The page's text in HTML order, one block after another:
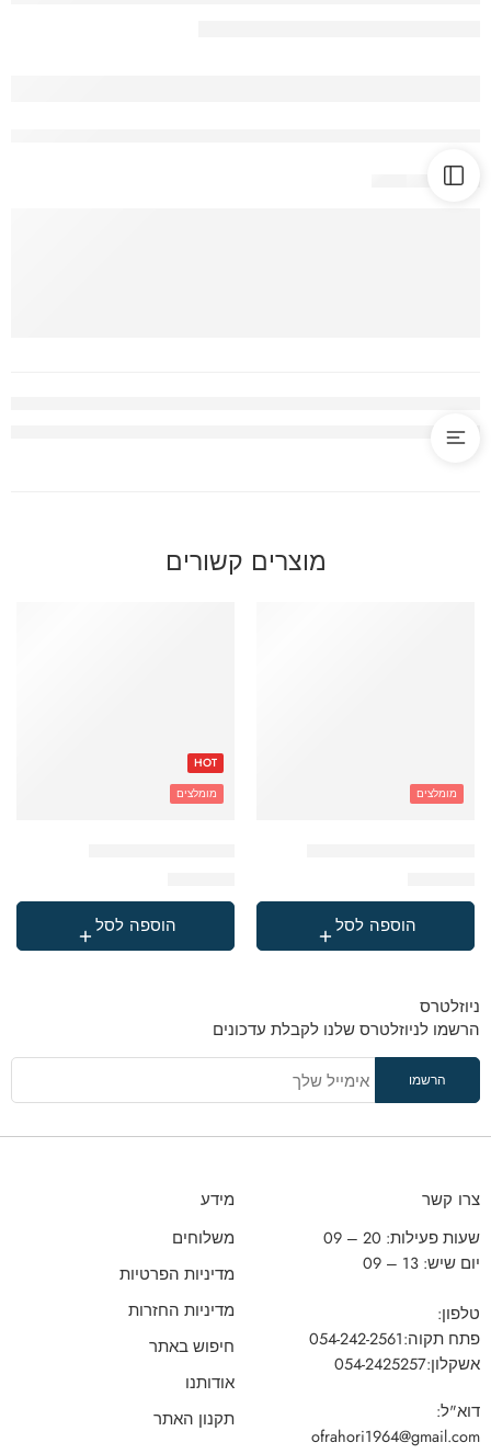
מוצרים קשורים
מומלצים
הוספה לסל
HOT
מומלצים
הוספה לסל
ניוזלטרס
הרשמו לניוזלטרס שלנו לקבלת עדכונים
צרו קשר
שעות פעילות: 20 – 09
יום שיש: 13 – 09
טלפון:
פתח תקוה:054-242-2561
אשקלון:054-2425257
דוא"ל:
ofrahori1964@gmail.com
מידע
משלוחים
מדיניות הפרטיות
מדיניות החזרות
חיפוש באתר
אודותנו
תקנון האתר